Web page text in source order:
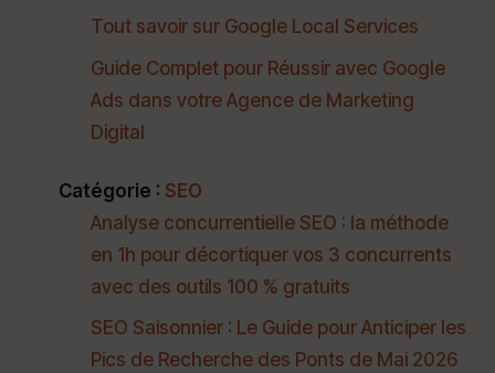
Tout savoir sur Google Local Services
Guide Complet pour Réussir avec Google
Ads dans votre Agence de Marketing
Digital
Catégorie : SEO
Analyse concurrentielle SEO : la méthode
en 1h pour décortiquer vos 3 concurrents
avec des outils 100 % gratuits
SEO Saisonnier : Le Guide pour Anticiper les
Pics de Recherche des Ponts de Mai 2026